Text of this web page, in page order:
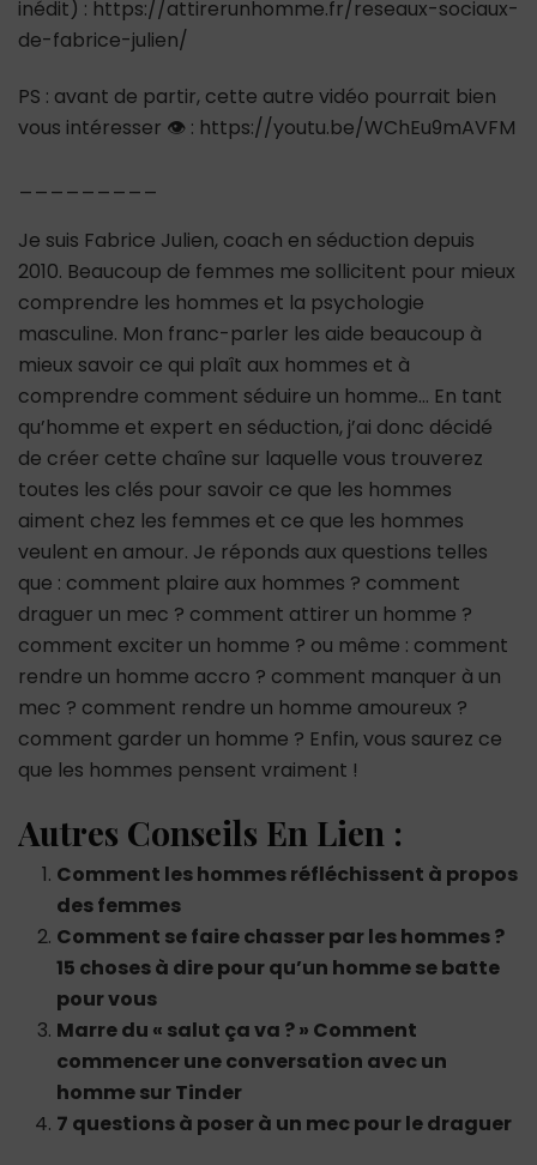
inédit) : https://attirerunhomme.fr/reseaux-sociaux-
de-fabrice-julien/
PS : avant de partir, cette autre vidéo pourrait bien
vous intéresser 👁 : https://youtu.be/WChEu9mAVFM
Je suis Fabrice Julien, coach en séduction depuis
2010. Beaucoup de femmes me sollicitent pour mieux
comprendre les hommes et la psychologie
masculine. Mon franc-parler les aide beaucoup à
mieux savoir ce qui plaît aux hommes et à
comprendre comment séduire un homme… En tant
qu’homme et expert en séduction, j’ai donc décidé
de créer cette chaîne sur laquelle vous trouverez
toutes les clés pour savoir ce que les hommes
aiment chez les femmes et ce que les hommes
veulent en amour. Je réponds aux questions telles
que : comment plaire aux hommes ? comment
draguer un mec ? comment attirer un homme ?
comment exciter un homme ? ou même : comment
rendre un homme accro ? comment manquer à un
mec ? comment rendre un homme amoureux ?
comment garder un homme ? Enfin, vous saurez ce
que les hommes pensent vraiment !
Autres Conseils En Lien :
Comment les hommes réfléchissent à propos
des femmes
Comment se faire chasser par les hommes ?
15 choses à dire pour qu’un homme se batte
pour vous
Marre du « salut ça va ? » Comment
commencer une conversation avec un
homme sur Tinder
7 questions à poser à un mec pour le draguer